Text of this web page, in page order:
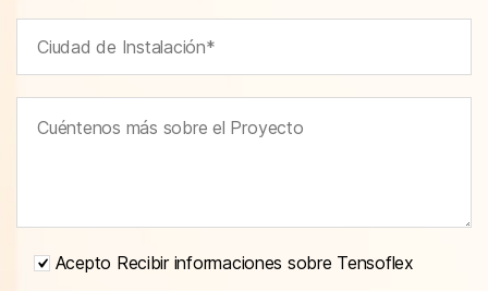
Acepto Recibir informaciones sobre Tensoflex